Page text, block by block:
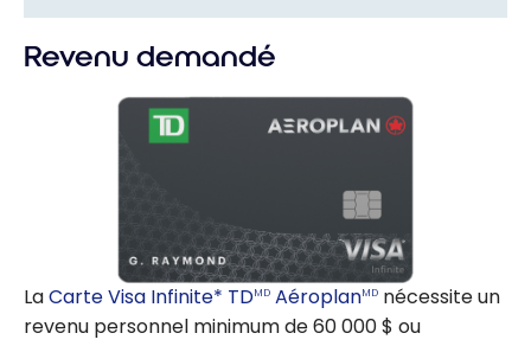
Revenu demandé
LaCarte Visa Infinite* TDMD AéroplanMD nécessite un
revenu personnel minimum de 60 000 $ ou